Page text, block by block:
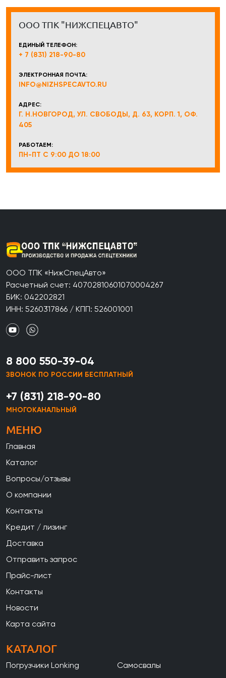
ООО ТПК "НИЖСПЕЦАВТО"
ЕДИНЫЙ ТЕЛЕФОН:
+ 7 (831) 218-90-80
ЭЛЕКТРОННАЯ ПОЧТА:
INFO@NIZHSPECAVTO.RU
АДРЕС:
Г. Н.НОВГОРОД, УЛ. СВОБОДЫ, Д. 63, КОРП. 1, ОФ.
405
РАБОТАЕМ:
ПН-ПТ С 9:00 ДО 18:00
ООО ТПК «НижСпецАвто»
Расчетный счет: 40702810601070004267
БИК: 042202821
ИНН: 5260317866 / КПП: 526001001
8 800 550-39-04
ЗВОНОК ПО РОССИИ БЕСПЛАТНЫЙ
+7 (831) 218-90-80
МНОГОКАНАЛЬНЫЙ
МЕНЮ
Главная
Каталог
Вопросы/отзывы
О компании
Контакты
Кредит / лизинг
Доставка
Отправить запрос
Прайс-лист
Контакты
Новости
Карта сайта
КАТАЛОГ
Погрузчики Lonking
Самосвалы